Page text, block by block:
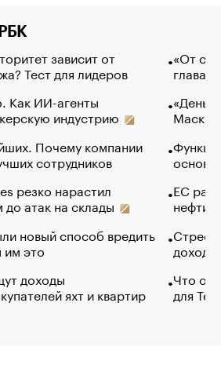
зависит от
Тест для лидеров
Как ИИ-агенты
индустрию
Почему компании
сотрудников
резко нарастил
атак на склады
новый способ вредить
это
доходы
яхт и квартир
«От
глава
Маск в
основ
ЕС
нефти
Что
для